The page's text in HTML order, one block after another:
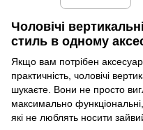
Чоловічі
стиль в одному
Якщо вам потрібен
практичність, чоловічі
шукаєте. Вони не просто
максимально
які не люблять носити